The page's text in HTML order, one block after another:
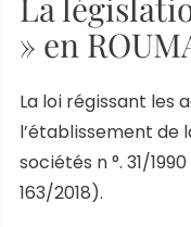
» en
La loi régissant les
l’établissement de
sociétés n °. 31/
163/2018).